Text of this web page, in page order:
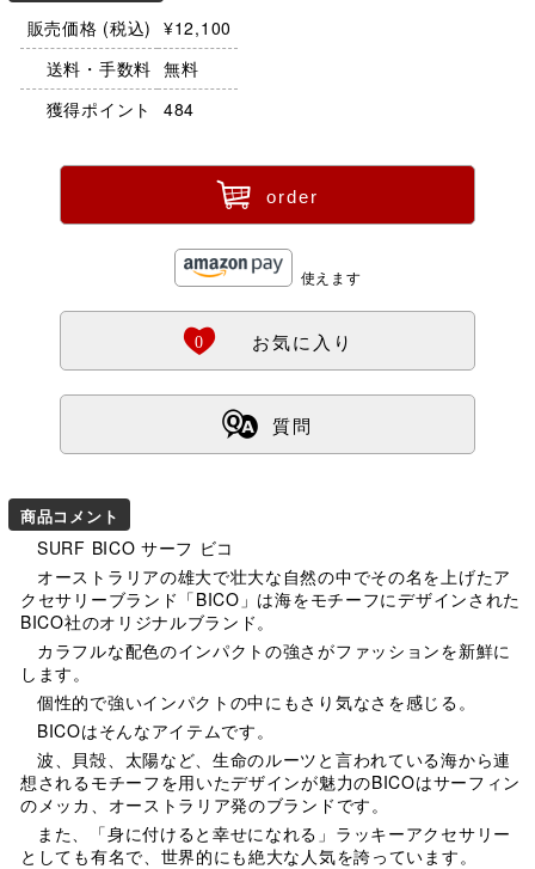
販売価格 (税込) ¥12,100
送料・手数料 無料
獲得ポイント
484
ü order
使えます
Ö
0 お気に入り
ß 質問
商品コメント
SURF BICO サーフ ビコ
オーストラリアの雄大で壮大な自然の中でその名を上げたア
クセサリーブランド「BICO」は海をモチーフにデザインされた
BICO社のオリジナルブランド。
カラフルな配色のインパクトの強さがファッションを新鮮に
します。
個性的で強いインパクトの中にもさり気なさを感じる。
BICOはそんなアイテムです。
波、貝殻、太陽など、生命のルーツと言われている海から連
想されるモチーフを用いたデザインが魅力のBICOはサーフィン
のメッカ、オーストラリア発のブランドです。
また、「身に付けると幸せになれる」ラッキーアクセサリー
としても有名で、世界的にも絶大な人気を誇っています。